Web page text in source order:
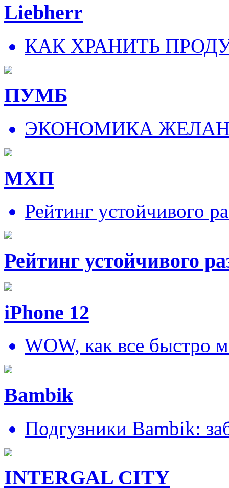
Liebherr
КАК ХРАНИТЬ
ПУМБ
ЭКОНОМИКА
МХП
Рейтинг устойчивого
Рейтинг устойчивого
iPhone 12
WOW, как все быстро
Bambik
Подгузники Bambik:
INTERGAL CITY